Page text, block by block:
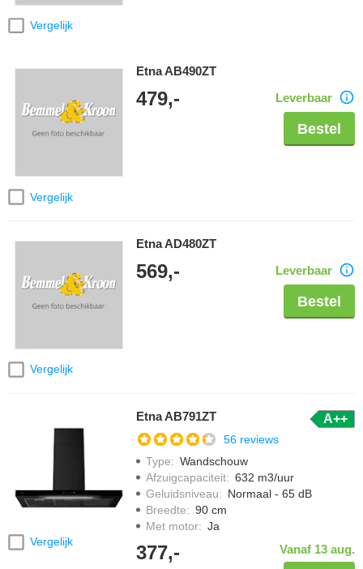
Vergelijk
Vergelijk
Etna AB490ZT
479,- Leverbaar
Bestel
Vergelijk
Etna AD480ZT
569,- Leverbaar
Bestel
Vergelijk
Etna AB791ZT A++
56 reviews
Type: Wandschouw
Afzuigcapaciteit: 632 m3/uur
Geluidsniveau: Normaal - 65 dB
Breedte: 90 cm
Met motor: Ja
377,- Vanaf 13 aug.